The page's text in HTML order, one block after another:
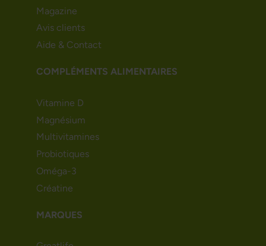
Magazine
Avis clients
Aide & Contact
COMPLÉMENTS ALIMENTAIRES
Vitamine D
Magnésium
Multivitamines
Probiotiques
Oméga-3
Créatine
MARQUES